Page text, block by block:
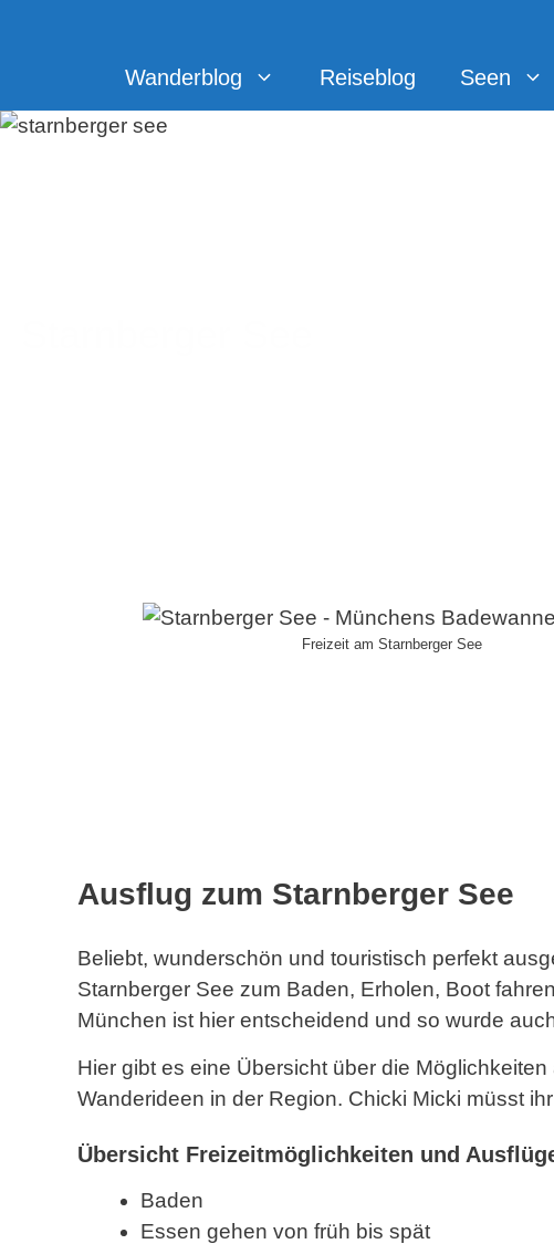
Wanderblog Reiseblog Seen
Freizeit am Starnberger See
Ausflug zum Starnberger See
Beliebt, wunderschön und touristisch perfekt
Starnberger See zum Baden, Erholen, Boot
München ist hier entscheidend und so wurde
Hier gibt es eine Übersicht über die
Wanderideen in der Region. Chicki Micki müsst
Übersicht Freizeitmöglichkeiten und
Baden
Essen gehen von früh bis spät